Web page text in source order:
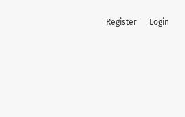
Register Login